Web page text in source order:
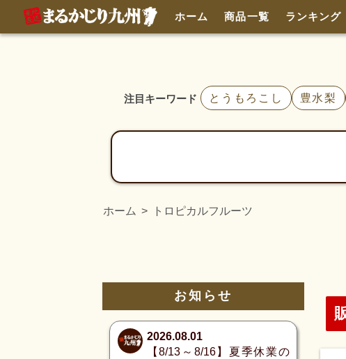
ホーム 商品一覧 ランキング
注目キーワード とうもろこし 豊水梨
ホーム トロピカルフルーツ
お知らせ
2026.08.01
【8/13～8/16】夏季休業の